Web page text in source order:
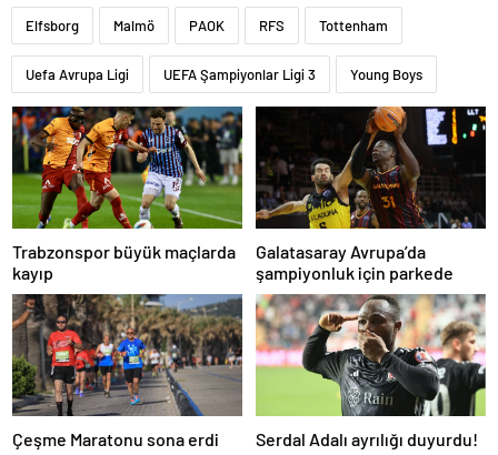
Elfsborg Malmö PAOK RFS Tottenham
Uefa Avrupa Ligi UEFA Şampiyonlar Ligi 3 Young Boys
Trabzonspor büyük maçlarda
kayıp
Galatasaray Avrupa’da
şampiyonluk için parkede
Çeşme Maratonu sona erdi Serdal Adalı ayrılığı duyurdu!